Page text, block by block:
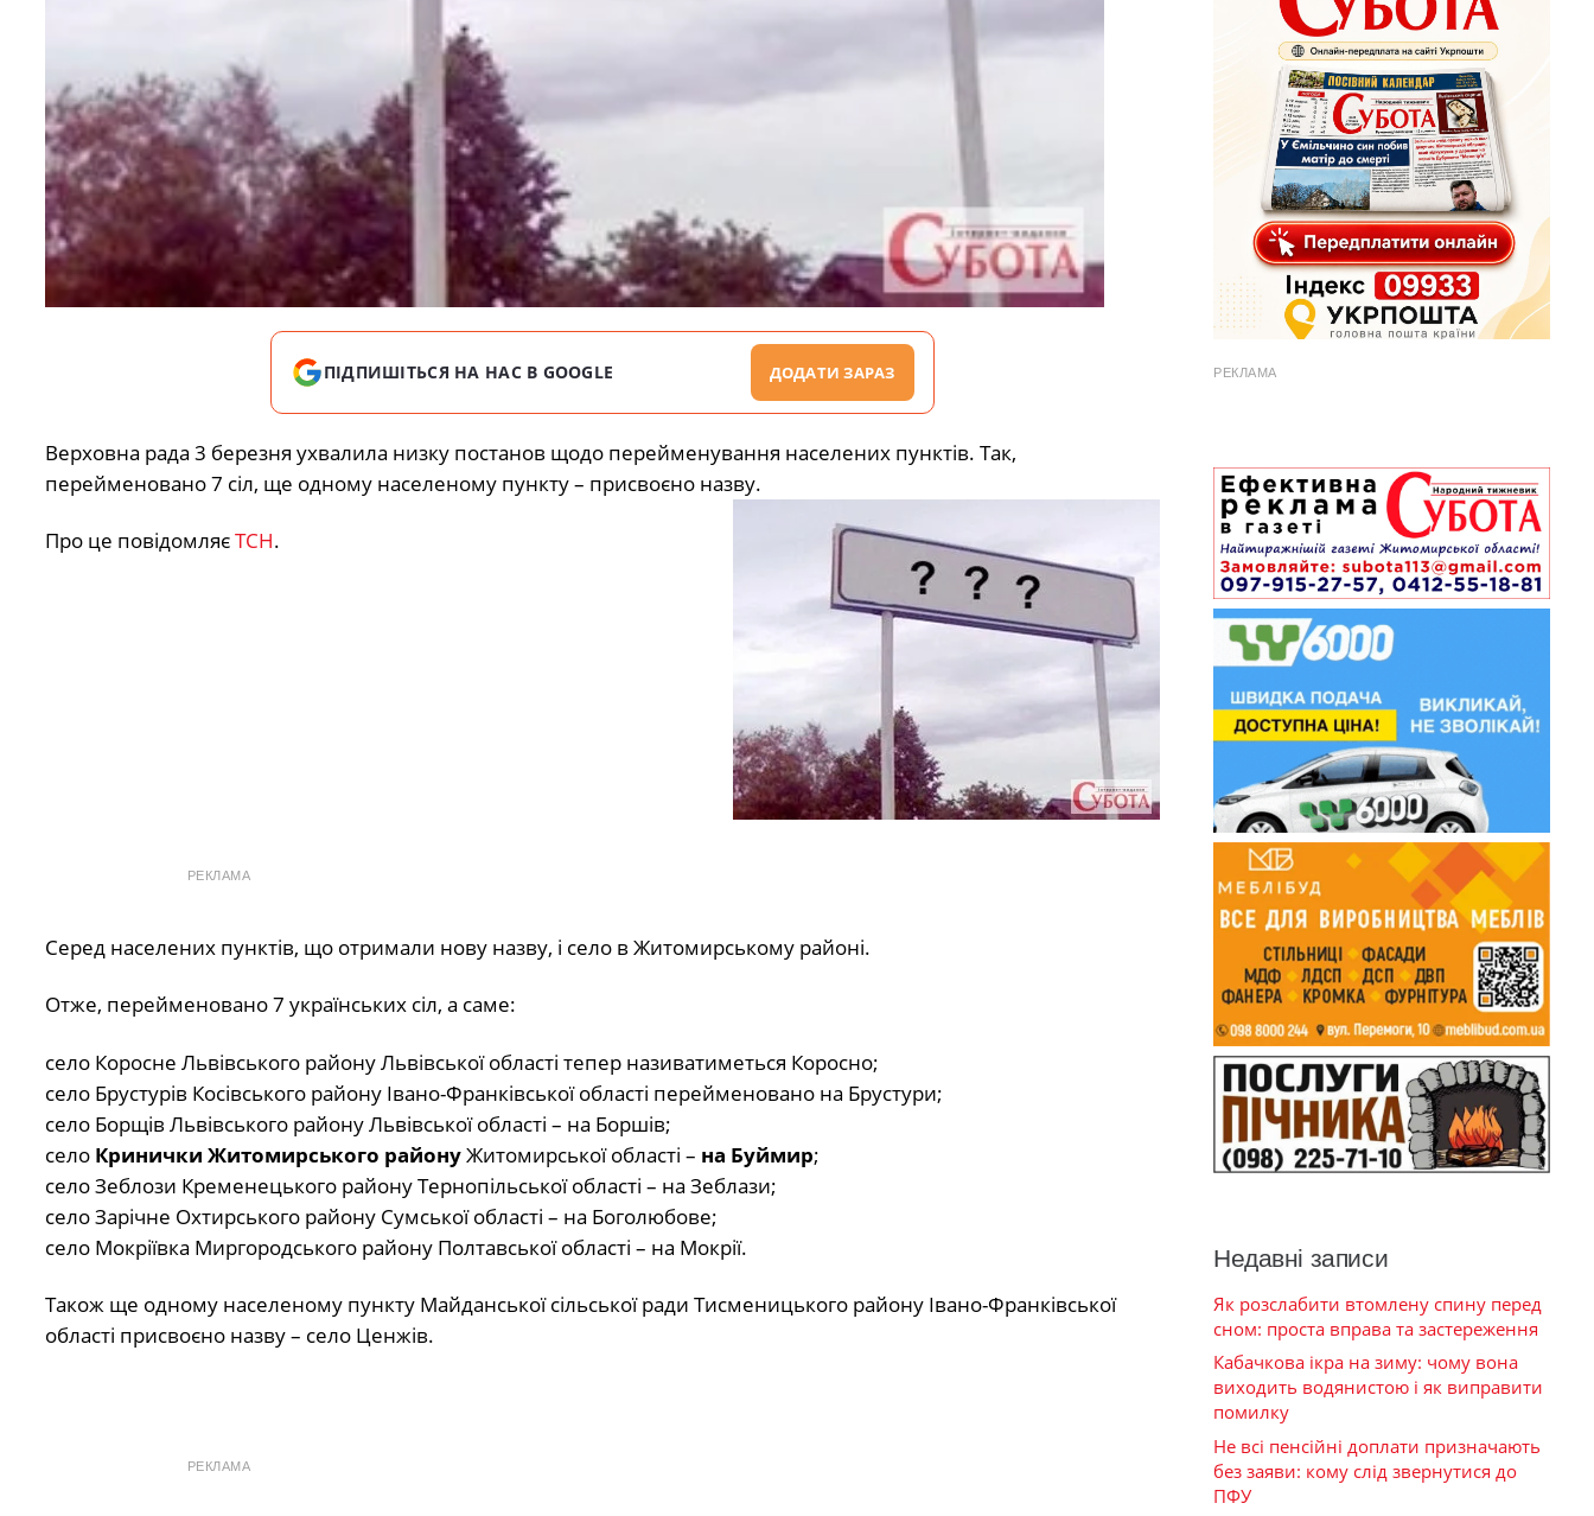
ПІДПИШІТЬСЯ НА НАС В GOOGLE ДОДАТИ ЗАРАЗ
Верховна рада 3 березня ухвалила низку постанов щодо перейменування населених пунктів. Так,
перейменовано 7 сіл, ще одному населеному пункту – присвоєно назву.
Про це повідомляєТСН.
РЕКЛАМА
Серед населених пунктів, що отримали нову назву, і село в Житомирському районі.
Отже, перейменовано 7 українських сіл, а саме:
село Коросне Львівського району Львівської області тепер називатиметься Коросно;
село Брустурів Косівського району Івано-Франківської області перейменовано на Брустури;
село Борщів Львівського району Львівської області – на Боршів;
село Кринички Житомирського районуЖитомирської області – на Буймир;
село Зеблози Кременецького району Тернопільської області – на Зеблази;
село Зарічне Охтирського району Сумської області – на Боголюбове;
село Мокріївка Миргородського району Полтавської області – на Мокрії.
Також ще одному населеному пункту Майданської сільської ради Тисменицького району Івано-Франківської
області присвоєно назву – село Ценжів.
РЕКЛАМА
РЕКЛАМА
Недавні записи
Як розслабити втомлену спину перед
сном: проста вправа та застереження
Кабачкова ікра на зиму: чому вона
виходить водянистою і як виправити
помилку
Не всі пенсійні доплати призначають
без заяви: кому слід звернутися до
ПФУ